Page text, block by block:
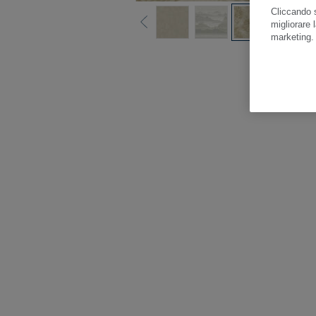
Cliccando
migliorare
marketing.